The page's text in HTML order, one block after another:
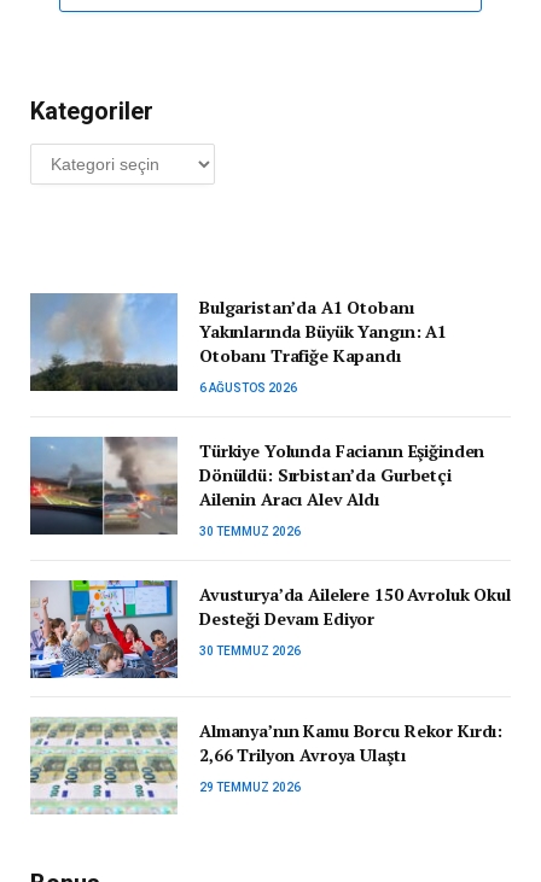
Kategoriler
Kategoriler
Bulgaristan’da A1 Otobanı
Yakınlarında Büyük Yangın: A1
Otobanı Trafiğe Kapandı
6 AĞUSTOS 2026
Türkiye Yolunda Facianın Eşiğinden
Dönüldü: Sırbistan’da Gurbetçi
Ailenin Aracı Alev Aldı
30 TEMMUZ 2026
Avusturya’da Ailelere 150 Avroluk Okul
Desteği Devam Ediyor
30 TEMMUZ 2026
Almanya’nın Kamu Borcu Rekor Kırdı:
2,66 Trilyon Avroya Ulaştı
29 TEMMUZ 2026